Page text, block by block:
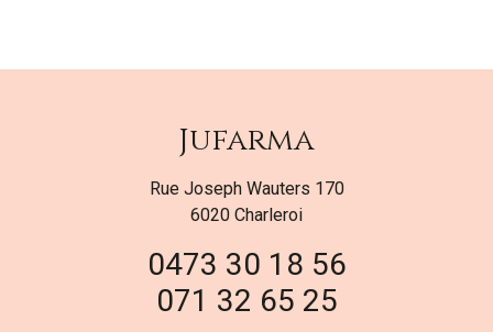
Jufarma
Rue Joseph Wauters 170
6020 Charleroi
0473 30 18 56
071 32 65 25